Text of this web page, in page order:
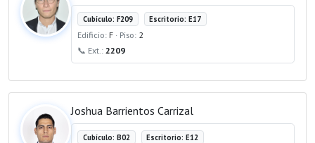
Cubículo: F209 Escritorio: E17
Edificio: F · Piso: 2
📞 Ext.: 2209
Joshua Barrientos Carrizal
Cubículo: B02 Escritorio: E12